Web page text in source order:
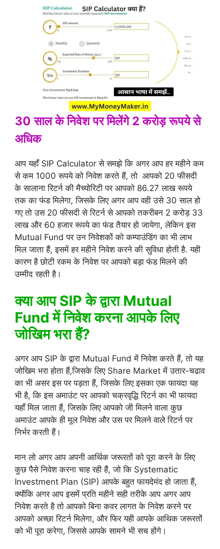
30 साल के निवेश पर मिलेंगे 2 करोड़ रूपये से
अधिक
आप यहाँ SIP Calculator से समझे कि अगर आप हर महीने कम
से कम 1000 रूपये को निवेश करते हैं, तो आपको 20 फीसदी
के सालाना रिटर्न की मैच्योरिटी पर आपको 86.27 लाख रूपये
तक का फंड मिलेगा, जिसके लिए अगर आप वही उसे 30 साल हो
गए तो उस 20 फीसदी से रिटर्न से आपको तकरीबन 2 करोड़ 33
लाख और 60 हजार रूपये का फंड तैयार हो जायेगा, लेकिन इस
Mutual Fund पर उन निवेशकों को कम्पाउंडिंग का भी लाभ
मिल जाता हैं, इसमें हर महीने निवेश करने की सुविधा होती है. यही
कारण है छोटी र‍कम के निवेश पर आपको बड़ा फंड मिलने की
उम्‍मीद रहती है।
क्या आप SIP के द्वारा Mutual
Fund में निवेश करना आपके लिए
जोखिम भरा हैं?
अगर आप SIP के द्वारा Mutual Fund में निवेश करते हैं, तो यह
जोखिम भरा होता हैं,जिसके लिए Share Market में उतार-चढाव
का भी असर इस पर पड़ता हैं, जिसके लिए इसका एक फायदा यह
भी है, कि इस अमाउंट पर आपको चक्रवृद्धि रिटर्न का भी फायदा
यहाँ मिल जाता हैं, जिसके लिए आपको जी मिलने वाला कुछ
अमाउंट आपके ही मूल निवेश और उस पर मिलने वाले रिटर्न पर
निर्भर करती हैं।
मान लो अगर आप अपनी आर्थिक जरूरतों को पूरा करने के लिए
कुछ पैसे निवेश करना चाह रही हैं, जो कि Systematic
Investment Plan (SIP) आपके बहुत फायदेमंद हो जाता हैं,
क्योंकि अगर आप इसमें प्रति महीने सही तरीके आप अगर आप
निवेश करते है तो आपको बिना कवर लागत के निवेश करने पर
आपको अच्छा रिटर्न मिलेगा, और फिर यही आपके आथिक जरूरतों
को भी पूरा करेगा, जिससे आपके सामने भी सच होंगे।